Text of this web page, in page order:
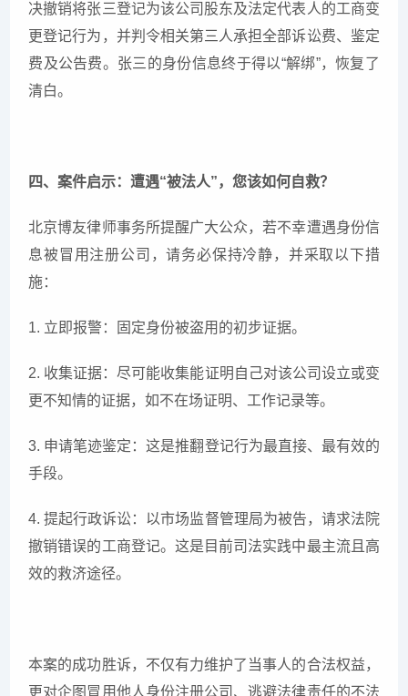
决撤销将张三登记为该公司股东及法定代表人的工商变
更登记行为，并判令相关第三人承担全部诉讼费、鉴定
费及公告费。张三的身份信息终于得以“解绑”，恢复了
清白。
四、案件启示：遭遇“被法人”，您该如何自救？
北京博友律师事务所提醒广大公众，若不幸遭遇身份信
息被冒用注册公司，请务必保持冷静，并采取以下措
施：
1. 立即报警：固定身份被盗用的初步证据。
2. 收集证据：尽可能收集能证明自己对该公司设立或变
更不知情的证据，如不在场证明、工作记录等。
3. 申请笔迹鉴定：这是推翻登记行为最直接、最有效的
手段。
4. 提起行政诉讼：以市场监督管理局为被告，请求法院
撤销错误的工商登记。这是目前司法实践中最主流且高
效的救济途径。
本案的成功胜诉，不仅有力维护了当事人的合法权益，
更对企图冒用他人身份注册公司、逃避法律责任的不法